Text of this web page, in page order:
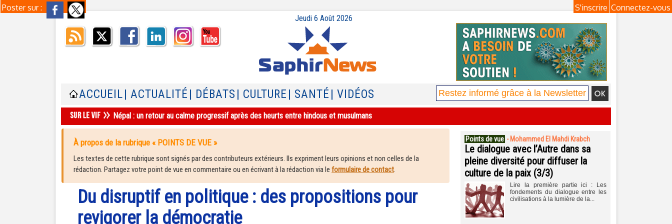
Poster sur : Connectez-vous
S'inscrire
Jeudi 6 Août 2026
ACCUEIL | ACTUALITÉ | DÉBATS | CULTURE | SANTÉ | VIDÉOS
Népal : un retour au calme progressif après des heurts entre hindous et musulmans
À propos de la rubrique « POINTS DE VUE »
Les textes de cette rubrique sont signés par des contributeurs extérieurs. Ils expriment leurs opinions et non celles de la
rédaction. Partagez votre point de vue en commentaire ou en écrivant à la rédaction via le formulaire de contact.
Du disruptif en politique : des propositions pour
revigorer la démocratie
Points de vue - Mohammed El Mahdi Krabch
Le dialogue avec l’Autre dans sa
pleine diversité pour diffuser la
culture de la paix (3/3)
Lire la première partie ici : Les
fondements du dialogue entre les
civilisations à la lumière de la...